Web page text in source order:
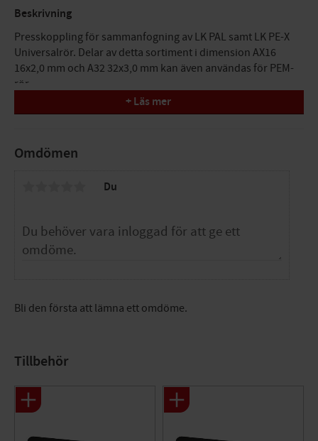
Beskrivning
Presskoppling för sammanfogning av LK PAL samt LK PE-X
Universalrör. Delar av detta sortiment i dimension AX16
16x2,0 mm och A32 32x3,0 mm kan även användas för PEM-
rör.
Tryck/Flöde/Temp: PN10, Maxtemp +70°C (+95°C)
Utförande: 2muff
Standard: Pressverktyg LK
Övrig info: Med Läckageindikering Opressad
Material anslutning 1: Mässing
Ytskydd anslutning 1: Obehandlad
Materialkvalitet anslutning 2: Mässing
Avzinkningshärdig (DZR)
Ytskydd anslutning 2: Obehandlad
Ytbehandling anslutning 2: Obehandlad
+ Läs mer
Omdömen
Du
Bli den första att lämna ett omdöme.
Tillbehör